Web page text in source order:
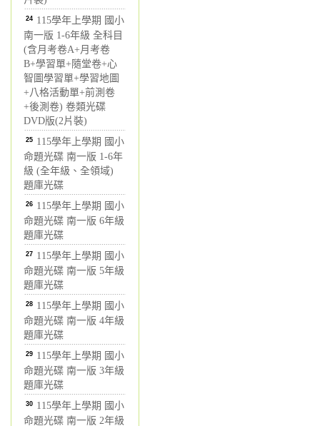
24 115學年上學期 國小
南一版 1-6年級 全科目
(含月考卷A+月考卷
B+學習單+隨堂卷+心
智圖學習單+學習地圖
+八格活動單+前測卷
+後測卷) 卷類光碟
DVD版(2片裝)
25 115學年上學期 國小
命題光碟 南一版 1-6年
級 (全年級、全領域)
題庫光碟
26 115學年上學期 國小
命題光碟 南一版 6年級
題庫光碟
27 115學年上學期 國小
命題光碟 南一版 5年級
題庫光碟
28 115學年上學期 國小
命題光碟 南一版 4年級
題庫光碟
29 115學年上學期 國小
命題光碟 南一版 3年級
題庫光碟
30 115學年上學期 國小
命題光碟 南一版 2年級